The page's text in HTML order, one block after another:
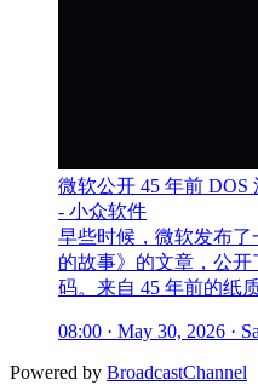
微软公开 45 年前
- 小众软件
早些时候，微软发布
的故事》的文章，公
码。来自 45 年前的纸
08:00 · May 30, 2026 ·
Powered by BroadcastChannel